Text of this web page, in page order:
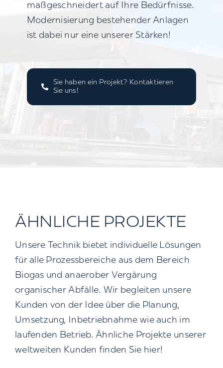
maßgeschneidert auf Ihre Bedürfnisse.
Modernisierung bestehender Anlagen
ist dabei nur eine unserer Stärken!
Sie haben ein Projekt? Kontaktieren
Sie uns!
ÄHNLICHE PROJEKTE
Unsere Technik bietet individuelle Lösungen
für alle Prozessbereiche aus dem Bereich
Biogas und anaerober Vergärung
organischer Abfälle. Wir begleiten unsere
Kunden von der Idee über die Planung,
Umsetzung, Inbetriebnahme wie auch im
laufenden Betrieb. Ähnliche Projekte unserer
weltweiten Kunden finden Sie hier!